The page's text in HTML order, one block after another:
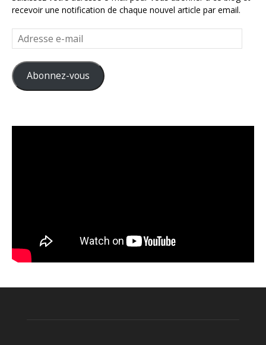
recevoir une notification de chaque nouvel article par email.
Adresse
e-
mail
Abonnez-vous